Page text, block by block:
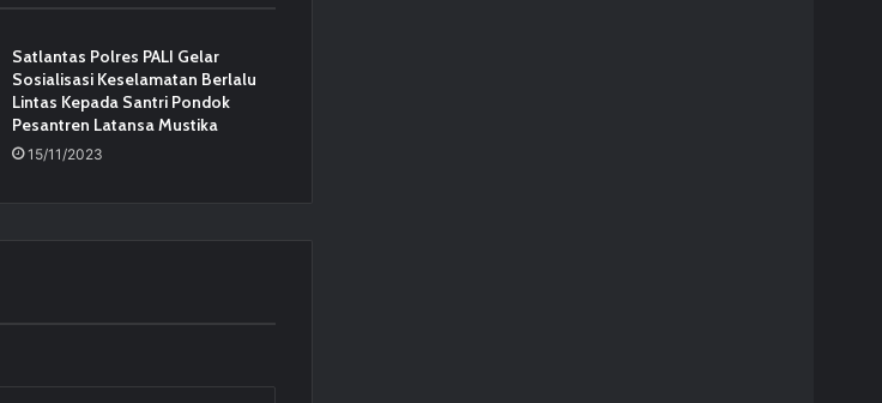
Satlantas Polres PALI Gelar
Sosialisasi Keselamatan Berlalu
Lintas Kepada Santri Pondok
Pesantren Latansa Mustika
15/11/2023